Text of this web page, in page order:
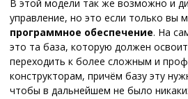
В этой модели так же возможно и
управление, но это если только вы
программное обеспечение. На
это та база, которую должен
переходить к более сложным и
конструкторам, причём базу эту
чтобы в дальнейшем не было